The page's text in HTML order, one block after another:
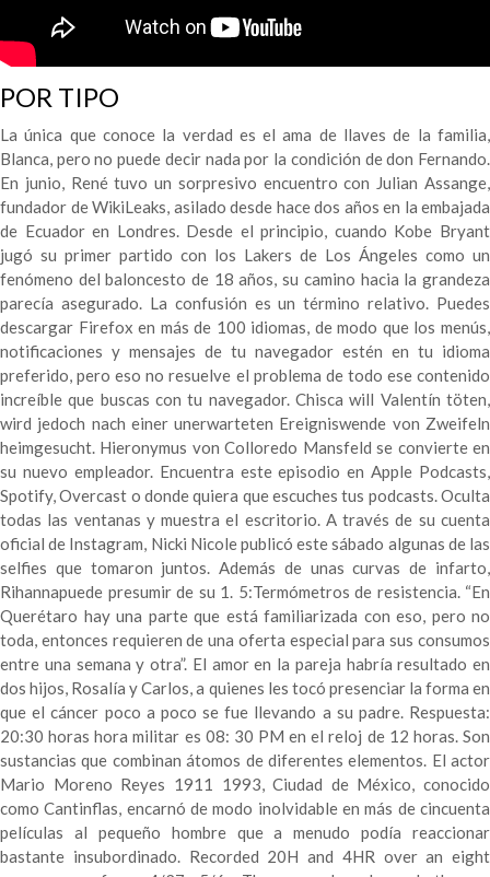
POR TIPO
La única que conoce la verdad es el ama de llaves de la familia,
Blanca, pero no puede decir nada por la condición de don Fernando.
En junio, René tuvo un sorpresivo encuentro con Julian Assange,
fundador de WikiLeaks, asilado desde hace dos años en la embajada
de Ecuador en Londres. Desde el principio, cuando Kobe Bryant
jugó su primer partido con los Lakers de Los Ángeles como un
fenómeno del baloncesto de 18 años, su camino hacia la grandeza
parecía asegurado. La confusión es un término relativo. Puedes
descargar Firefox en más de 100 idiomas, de modo que los menús,
notificaciones y mensajes de tu navegador estén en tu idioma
preferido, pero eso no resuelve el problema de todo ese contenido
increíble que buscas con tu navegador. Chisca will Valentín töten,
wird jedoch nach einer unerwarteten Ereigniswende von Zweifeln
heimgesucht. Hieronymus von Colloredo Mansfeld se convierte en
su nuevo empleador. Encuentra este episodio en Apple Podcasts,
Spotify, Overcast o donde quiera que escuches tus podcasts. Oculta
todas las ventanas y muestra el escritorio. A través de su cuenta
oficial de Instagram, Nicki Nicole publicó este sábado algunas de las
selfies que tomaron juntos. Además de unas curvas de infarto,
Rihannapuede presumir de su 1. 5:Termómetros de resistencia. “En
Querétaro hay una parte que está familiarizada con eso, pero no
toda, entonces requieren de una oferta especial para sus consumos
entre una semana y otra”. El amor en la pareja habría resultado en
dos hijos, Rosalía y Carlos, a quienes les tocó presenciar la forma en
que el cáncer poco a poco se fue llevando a su padre. Respuesta:
20:30 horas hora militar es 08: 30 PM en el reloj de 12 horas. Son
sustancias que combinan átomos de diferentes elementos. El actor
Mario Moreno Reyes 1911 1993, Ciudad de México, conocido
como Cantinflas, encarnó de modo inolvidable en más de cincuenta
películas al pequeño hombre que a menudo podía reaccionar
bastante insubordinado. Recorded 20H and 4HR over an eight